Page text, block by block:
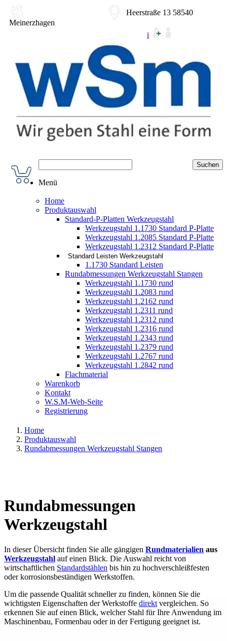
Heerstraße 13 58540
Meinerzhagen
i
Menü
Home
Produktauswahl
Standard-P-Platten Werkzeugstahl
Werkzeugstahl 1.1730 Standard P-Platte
Werkzeugstahl 1.2085 Standard P-Platte
Werkzeugstahl 1.2312 Standard P-Platte
Standard Leisten Werkzeugstahl
1.1730 Standard Leisten
Rundabmessungen Werkzeugstahl Stangen
Werkzeugstahl 1.1730 rund
Werkzeugstahl 1.2083 rund
Werkzeugstahl 1.2162 rund
Werkzeugstahl 1.2311 rund
Werkzeugstahl 1.2312 rund
Werkzeugstahl 1.2316 rund
Werkzeugstahl 1.2343 rund
Werkzeugstahl 1.2379 rund
Werkzeugstahl 1.2767 rund
Werkzeugstahl 1.2842 rund
Flachmaterial
Warenkorb
Kontakt
W.S.M-Web-Seite
Registrierung
Home
Produktauswahl
Rundabmessungen Werkzeugstahl Stangen
Rundabmessungen
Werkzeugstahl
In dieser Übersicht finden Sie alle gängigen Rundmaterialien aus
Werkzeugstahl auf einen Blick. Die Auswahl reicht von
wirtschaftlichen Standardstählen bis hin zu hochverschleißfesten
oder korrosionsbeständigen Werkstoffen.
Um die passende Qualität schneller zu finden, können Sie die
wichtigsten Eigenschaften der Werkstoffe direkt vergleichen. So
erkennen Sie auf einen Blick, welcher Stahl für Ihre Anwendung im
Maschinenbau, Formenbau oder in der Fertigung geeignet ist.